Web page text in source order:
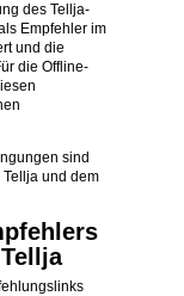
des Tellja-
Empfehler im
und die
die Offline-
sind
Tellja und dem